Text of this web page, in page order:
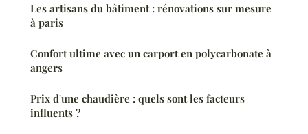
Les artisans du bâtiment : rénovations sur mesure
à paris
Confort ultime avec un carport en polycarbonate à
angers
Prix d'une chaudière : quels sont les facteurs
influents ?